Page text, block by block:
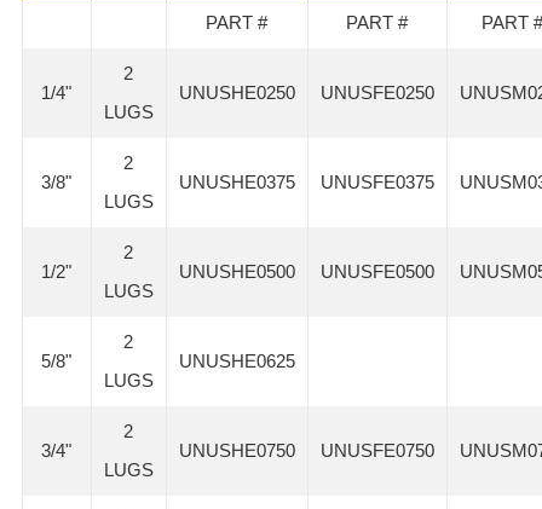
PART # PART # PART
1/4"
2
LUGS
UNUSHE0250 UNUSFE0250
3/8"
2
LUGS
UNUSHE0375 UNUSFE0375
1/2"
2
LUGS
UNUSHE0500 UNUSFE0500
5/8"
2
LUGS
UNUSHE0625
3/4"
2
LUGS
UNUSHE0750 UNUSFE0750